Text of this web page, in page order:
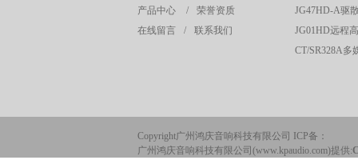
产品中心
/
荣誉资质
在线留言
/ 联系我们
Copyright广州鸿庆音响科技有限公司 ICP备：
广州鸿庆音响科技有限公司(www.kpaudio.com)提供: